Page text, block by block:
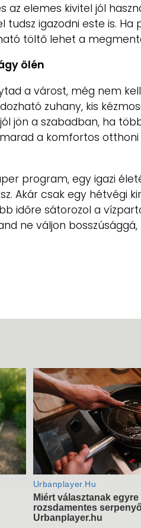
az elemes kivitel jól
tudsz igazodni este is. Ha
töltő lehet a
ölén
a várost, még nem
zuhany, kis
jön a szabadban, ha
a komfortos
program, egy igazi
Akár csak egy hétvégi
időre sátorozol a
ne váljon